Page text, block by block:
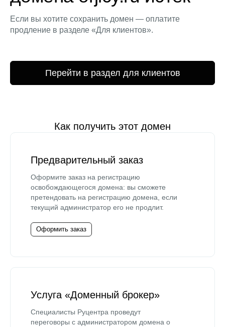
Если вы хотите сохранить домен — оплатите
продление в разделе «Для клиентов».
Перейти в раздел для клиентов
Как получить этот домен
Предварительный заказ
Оформите заказ на регистрацию
освобождающегося домена: вы сможете
претендовать на регистрацию домена, если
текущий администратор его не продлит.
Оформить заказ
Услуга «Доменный брокер»
Специалисты Руцентра проведут
переговоры с администратором домена о